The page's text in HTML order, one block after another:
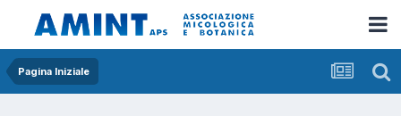
Pagina Iniziale